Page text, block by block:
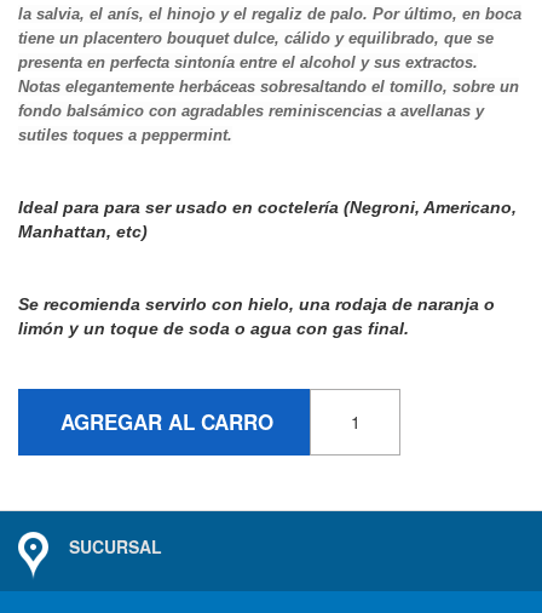
la salvia, el anís, el hinojo y el regaliz de palo. Por último, en boca
tiene un placentero bouquet dulce, cálido y equilibrado, que se
presenta en perfecta sintonía entre el alcohol y sus extractos.
Notas elegantemente herbáceas sobresaltando el tomillo, sobre un
fondo balsámico con agradables reminiscencias a avellanas y
sutiles toques a peppermint.
Ideal para para ser usado en coctelería (Negroni, Americano,
Manhattan, etc)
Se recomienda servirlo con hielo, una rodaja de naranja o
limón y un toque de soda o agua con gas final.
AGREGAR AL CARRO
SUCURSAL